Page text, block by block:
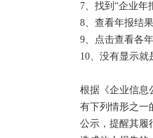
7、找到“企业年
8、查看年报结果
9、点击查看各
10、没有显示
根据《企业信息
有下列情形之一
公示，提醒其履